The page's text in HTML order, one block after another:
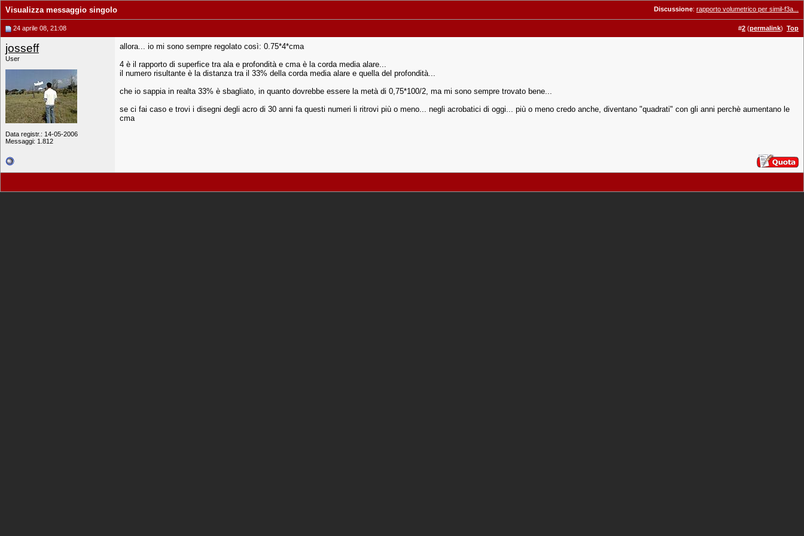
Discussione: rapporto volumetrico per simil-f3a...
Visualizza messaggio singolo
24 aprile 08, 21:08 #2 (permalink) Top
josseff
User
Data registr.: 14-05-2006
Messaggi: 1.812
allora... io mi sono sempre regolato così: 0.75*4*cma
4 è il rapporto di superfice tra ala e profondità e cma è la corda media alare...
il numero risultante è la distanza tra il 33% della corda media alare e quella del profondità...
che io sappia in realta 33% è sbagliato, in quanto dovrebbe essere la metà di 0,75*100/2, ma mi sono sempre trovato bene...
se ci fai caso e trovi i disegni degli acro di 30 anni fa questi numeri li ritrovi più o meno... negli acrobatici di oggi... più o meno credo anche, diventano "quadrati" con gli anni perchè aumentano le
cma